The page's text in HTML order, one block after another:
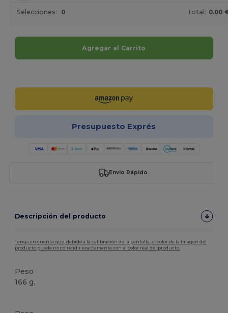
Selecciones: 0 Total: 0.00
Agregar al Carrito
Presupuesto Exprés
Envío Rápido
Descripción del producto
Tenga en cuenta que, debido a la calibración de la pantalla, el color de la imagen del
producto puede no coincidir exactamente con el color real del producto.
Peso
166 g.